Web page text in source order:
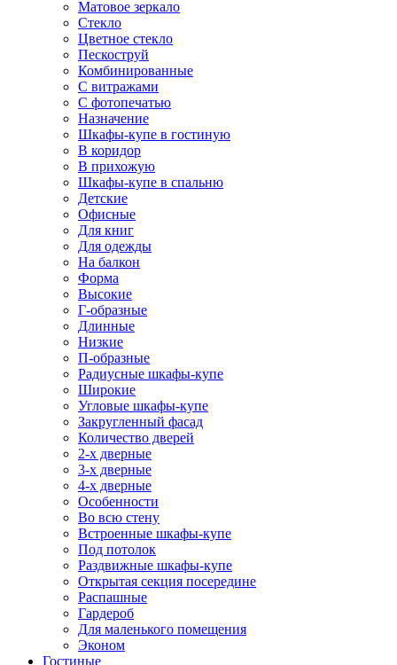
Матовое зеркало
Стекло
Цветное стекло
Пескоструй
Комбинированные
С витражами
С фотопечатью
Назначение
Шкафы-купе в гостиную
В коридор
В прихожую
Шкафы-купе в спальню
Детские
Офисные
Для книг
Для одежды
На балкон
Форма
Высокие
Г-образные
Длинные
Низкие
П-образные
Радиусные шкафы-купе
Широкие
Угловые шкафы-купе
Закругленный фасад
Количество дверей
2-х дверные
3-х дверные
4-х дверные
Особенности
Во всю стену
Встроенные шкафы-купе
Под потолок
Раздвижные шкафы-купе
Открытая секция посередине
Распашные
Гардероб
Для маленького помещения
Эконом
Гостиные